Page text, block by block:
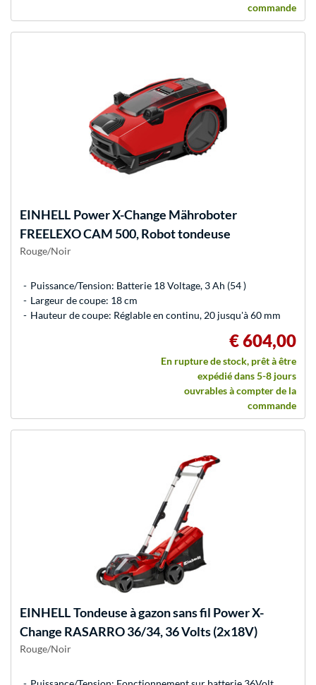
commande
EINHELL Power X-Change Mähroboter
FREELEXO CAM 500, Robot tondeuse
Rouge/Noir
Puissance/Tension: Batterie 18 Voltage, 3 Ah (54 )
Largeur de coupe: 18 cm
Hauteur de coupe: Réglable en continu, 20 jusqu'à 60 mm
€ 604,00
En rupture de stock, prêt à être
expédié dans 5-8 jours
ouvrables à compter de la
commande
EINHELLTondeuse à gazon sans fil Power X-
Change RASARRO 36/34, 36 Volts (2x18V)
Rouge/Noir